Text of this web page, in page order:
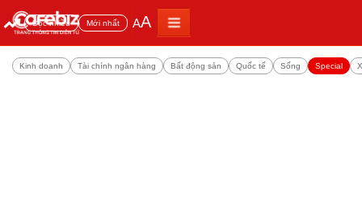
Đọc nhiều Mới nhất AA
Kinh doanh Tài chính ngân hàng Bất động sản Quốc tế Sống Special